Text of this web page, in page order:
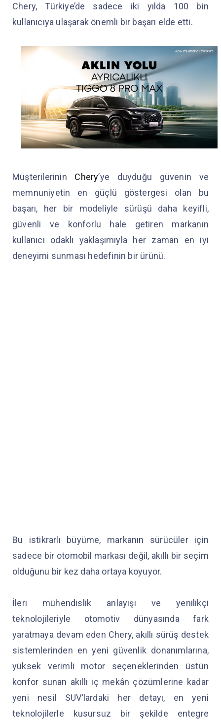
Chery, Türkiye’de sadece iki yılda 100 bin
kullanıcıya ulaşarak önemli bir başarı elde etti.
Müşterilerinin Chery’ye duyduğu güvenin ve
memnuniyetin en güçlü göstergesi olan bu
başarı, her bir modeliyle sürüşü daha keyifli,
güvenli ve konforlu hale getiren markanın
kullanıcı odaklı yaklaşımıyla her zaman en iyi
deneyimi sunması hedefinin bir ürünü.
Bu istikrarlı büyüme, markanın sürücüler için
sadece bir otomobil markası değil, akıllı bir seçim
olduğunu bir kez daha ortaya koyuyor.
İleri mühendislik anlayışı ve yenilikçi
teknolojileriyle otomotiv dünyasında fark
yaratmaya devam eden Chery, akıllı sürüş destek
sistemlerinden en yeni güvenlik donanımlarına,
yüksek verimli motor seçeneklerinden üstün
konfor sunan akıllı iç mekân çözümlerine kadar
yeni nesil SUV’lardaki her detayı, en yeni
teknolojilerle kusursuz bir şekilde entegre